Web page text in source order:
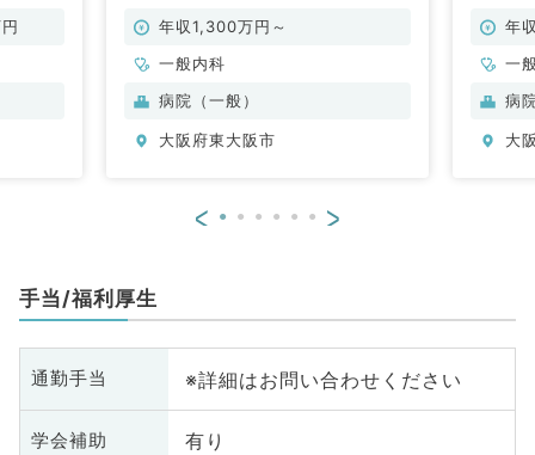
勤）年収1,300万円～
一般内科
病院（一般）
大阪府東大阪市
勤）年
一
病
大
< >
手当/福利厚生
通勤手当 ※詳細はお問い合わせください
学会補助 有り